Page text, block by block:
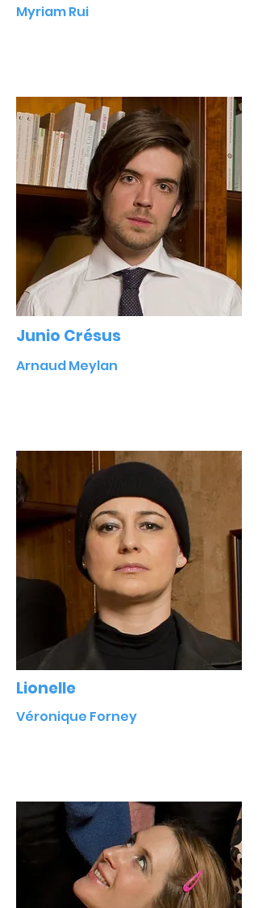
Myriam Rui
Junio Crésus
Arnaud Meylan
Lionelle
Véronique Forney